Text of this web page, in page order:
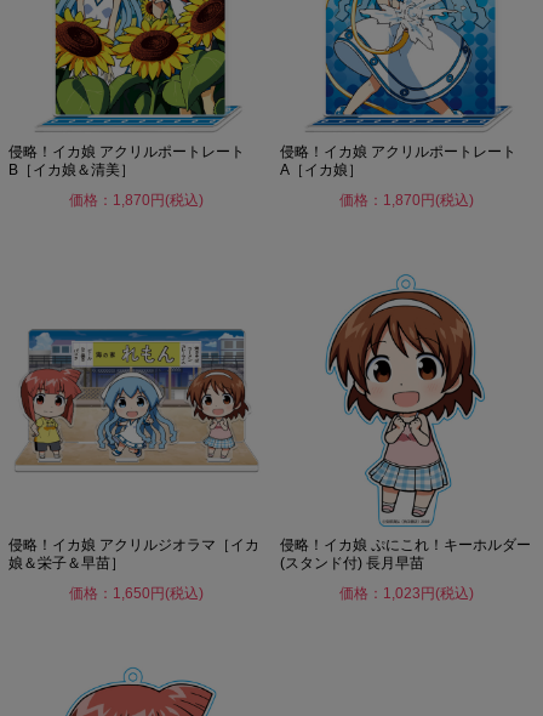
侵略！イカ娘 アクリルポートレート
B［イカ娘＆清美］
価格：1,870円(税込)
侵略！イカ娘 アクリルポートレート
A［イカ娘］
価格：1,870円(税込)
侵略！イカ娘 アクリルジオラマ［イカ
娘＆栄子＆早苗］
価格：1,650円(税込)
侵略！イカ娘 ぷにこれ！キーホルダー
(スタンド付) 長月早苗
価格：1,023円(税込)